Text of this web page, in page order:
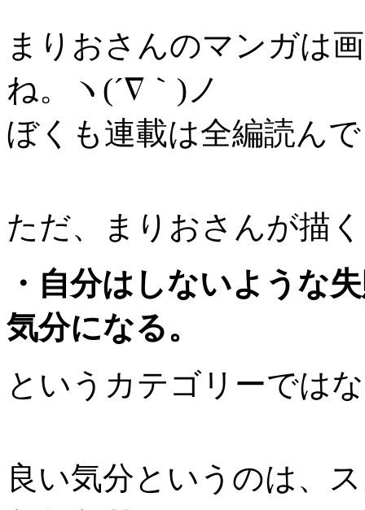
まりおさんのマンガは
ね。ヽ(´∇｀)ノ
ぼくも連載は全編読ん
ただ、まりおさんが描
・自分はしないような
気分になる。
というカテゴリーでは
良い気分というのは、